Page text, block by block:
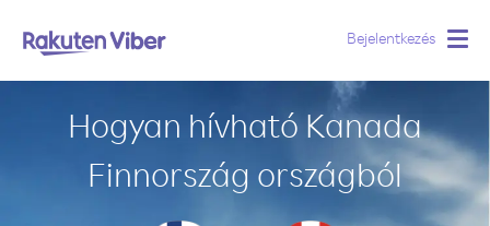
Bejelentkezés
Hogyan hívható Kanada
Finnország országból